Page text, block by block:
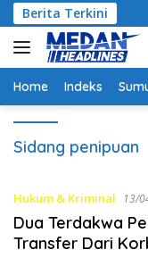
Langsung
ke
konten
Berita Terkini Dua
Home Indeks
Sidang penipuan
Hukum & Kriminal 13/
Dua Terdakwa
Transfer Dari